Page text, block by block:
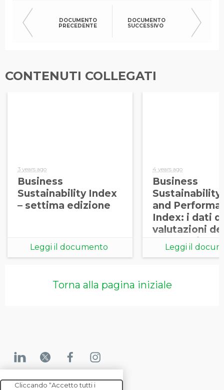
DOCUMENTO
PRECEDENTE
DOCUMENTO
SUCCESSIVO
CONTENUTI COLLEGATI
3 years ago
Business
Sustainability Index
– settima edizione
Leggi il documento
4 years ago
Business
Sustainability
and
Index: i dati
valutazioni
catena di
globale. Sesta
Leggi il
Torna alla pagina iniziale
Cliccando “Accetto tutti i